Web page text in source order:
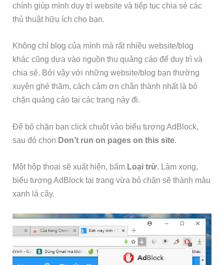
chính giúp mình duy trì website và tiếp tục chia sẻ các
thủ thuật hữu ích cho bạn.
Không chỉ blog của mình mà rất nhiều website/blog
khác cũng dựa vào nguồn thu quảng cáo để duy trì và
chia sẻ. Bởi vậy với những website/blog bạn thường
xuyên ghé thăm, cách cảm ơn chân thành nhất là bỏ
chặn quảng cáo tại các trang này đi.
Để bỏ chặn bạn click chuột vào biểu tượng AdBlock,
sau đó chọn Don’t run on pages on this site.
Một hộp thoại sẽ xuất hiện, bấm Loại trừ. Làm xong,
biểu tượng AdBlock tại trang vừa bỏ chặn sẽ thành màu
xanh lá cây.